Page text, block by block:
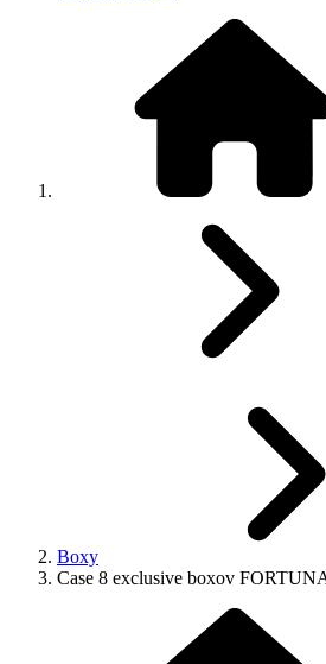
Boxy
Case 8 exclusive boxov